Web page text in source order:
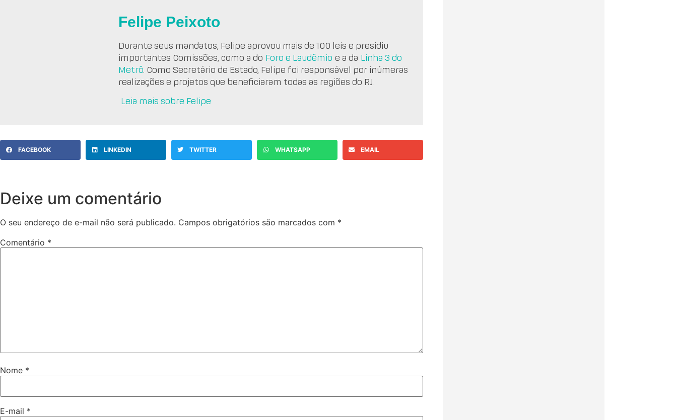
Felipe Peixoto
Durante seus mandatos, Felipe aprovou mais de 100 leis e presidiu
importantes Comissões, como a do Foro e Laudêmio e a da Linha 3 do
Metrô . Como Secretário de Estado, Felipe foi responsável por inúmeras
realizações e projetos que beneficiaram todas as regiões do RJ.
Leia mais sobre Felipe
FACEBOOK LINKEDIN TWITTER WHATSAPP EMAIL
Deixe um comentário
O seu endereço de e-mail não será publicado. Campos obrigatórios são marcados com *
Comentário *
Nome *
E-mail *